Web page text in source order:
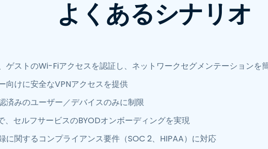
よくあるシナリオ
ゲストのWi-Fiアクセスを認証し、ネットワークセグメンテーションを
向けに安全なVPNアクセスを提供
済みのユーザー／デバイスのみに制限
、セルフサービスのBYODオンボーディングを実現
に関するコンプライアンス要件（SOC 2、HIPAA）に対応